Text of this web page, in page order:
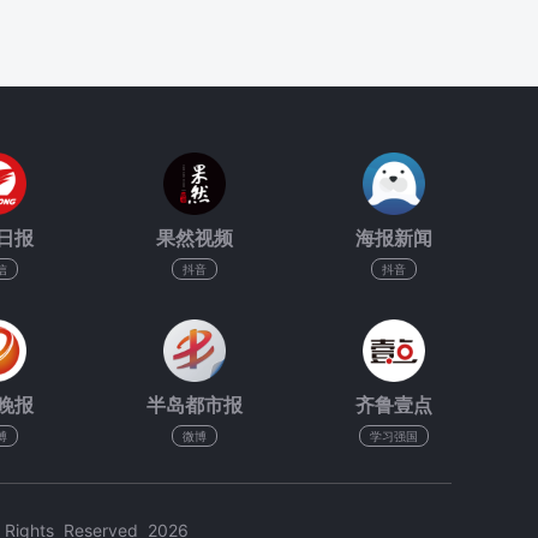
报 果然视频
抖音
海报新闻
抖音
报 半岛都市报
微博
齐鲁壹点
学习强国
Reserved 2026